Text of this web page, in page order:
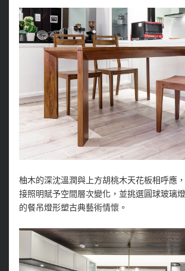
柚木的深沈溫潤與上方胡桃木天花板相呼應
接照明賦予空間層次變化，並挑選圓球玻璃
的餐吊燈形塑古典藝術情懷。